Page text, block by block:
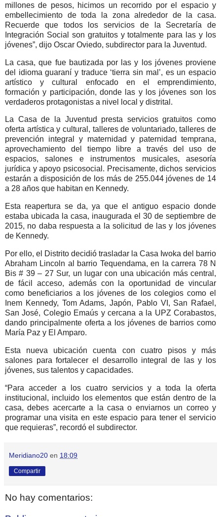
millones de pesos, hicimos un recorrido por el espacio y
embellecimiento de toda la zona alrededor de la casa.
Recuerde que todos los servicios de la Secretaría de
Integración Social son gratuitos y totalmente para las y los
jóvenes”, dijo Oscar Oviedo, subdirector para la Juventud.
La casa, que fue bautizada por las y los jóvenes proviene
del idioma guaraní y traduce ‘tierra sin mal’, es un espacio
artístico y cultural enfocado en el emprendimiento,
formación y participación, donde las y los jóvenes son los
verdaderos protagonistas a nivel local y distrital.
La Casa de la Juventud presta servicios gratuitos como
oferta artística y cultural, talleres de voluntariado, talleres de
prevención integral y maternidad y paternidad temprana,
aprovechamiento del tiempo libre a través del uso de
espacios, salones e instrumentos musicales, asesoría
jurídica y apoyo psicosocial. Precisamente, dichos servicios
estarán a disposición de los más de 255.044 jóvenes de 14
a 28 años que habitan en Kennedy.
Esta reapertura se da, ya que el antiguo espacio donde
estaba ubicada la casa, inaugurada el 30 de septiembre de
2015, no daba respuesta a la solicitud de las y los jóvenes
de Kennedy.
Por ello, el Distrito decidió trasladar la Casa Iwoka del barrio
Abraham Lincoln al barrio Tequendama, en la carrera 78 N
Bis # 39 – 27 Sur, un lugar con una ubicación más central,
de fácil acceso, además con la oportunidad de vincular
como beneficiarios a los jóvenes de los colegios como el
Inem Kennedy, Tom Adams, Japón, Pablo VI, San Rafael,
San José, Colegio Emaús y cercana a la UPZ Corabastos,
dando principalmente oferta a los jóvenes de barrios como
María Paz y El Amparo.
Esta nueva ubicación cuenta con cuatro pisos y más
salones para fortalecer el desarrollo integral de las y los
jóvenes, sus talentos y capacidades.
“Para acceder a los cuatro servicios y a toda la oferta
institucional, incluido los elementos que están dentro de la
casa, debes acercarte a la casa o enviarnos un correo y
programar una visita en este espacio para tener el servicio
que requieras”, recordó el subdirector.
Meridiano20 en 18:09
Compartir
No hay comentarios: